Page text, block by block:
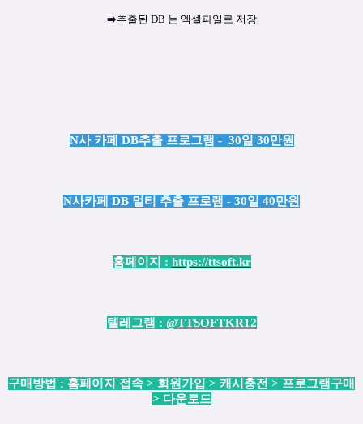
➡️추출된 DB 는 엑셀파일로 저장
N사 카페 DB추출 프로그램 - 30일 30만원
N사카페 DB 멀티 추출 프로램 - 30일 40만원
홈페이지 : https://ttsoft.kr
텔레그램 : @TTSOFTKR12
구매방법 : 홈페이지 접속 > 회원가입 > 캐시충전 > 프로그램구매
> 다운로드